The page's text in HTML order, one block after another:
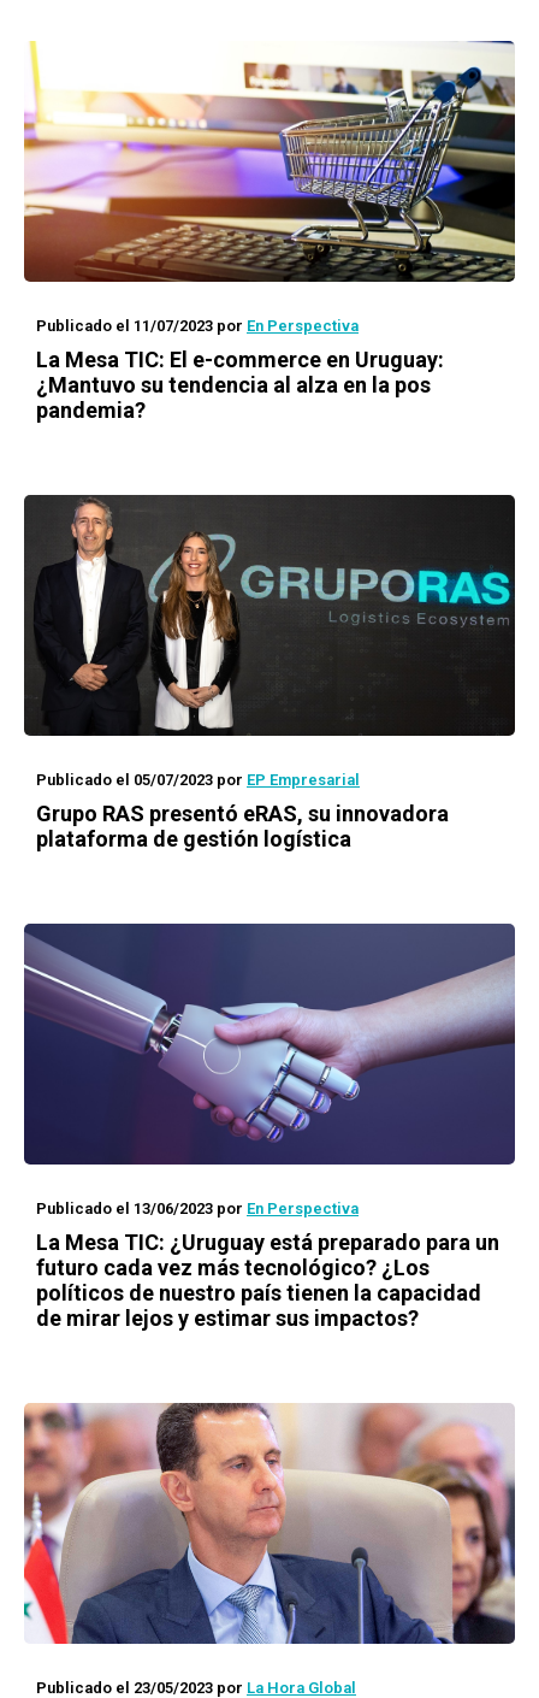
Publicado el 11/07/2023 por En Perspectiva
La Mesa TIC: El e-commerce en Uruguay:
¿Mantuvo su tendencia al alza en la pos
pandemia?
Publicado el 05/07/2023 por EP Empresarial
Grupo RAS presentó eRAS, su innovadora
plataforma de gestión logística
Publicado el 13/06/2023 por En Perspectiva
La Mesa TIC: ¿Uruguay está preparado para un
futuro cada vez más tecnológico? ¿Los
políticos de nuestro país tienen la capacidad
de mirar lejos y estimar sus impactos?
Publicado el 23/05/2023 por La Hora Global